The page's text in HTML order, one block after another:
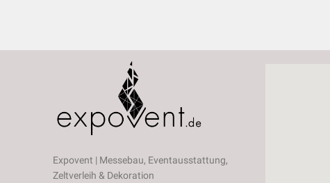
Expovent | Messebau, Eventausstattung,
Zeltverleih & Dekoration